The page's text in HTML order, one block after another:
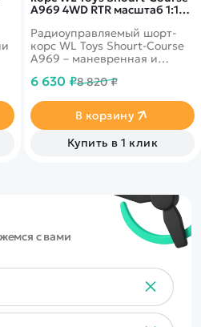
A969 4WD RTR масштаб 1:18
Радиоуправляемый шорт-
корс WL Toys Shourt-Course
A969 – маневренная и
радиоуправляемая модель
имеющая полный привод и
выполненная в масштабе
1:18. WLToys шорт корс имеет
отличные показатели
влаги и пыли двигатель.
6 630 ₽8 820 ₽
В корзину
Купить в 1 клик
с вами